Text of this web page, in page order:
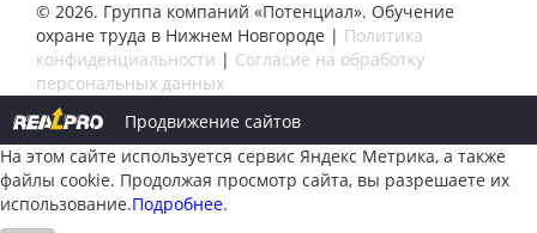
© 2026. Группа компаний «Потенциал». Обучение
охране труда в Нижнем Новгороде | Политика
конфиденциальности | Согласие на обработку
персональных данных
Продвижение сайтов
На этом сайте используется сервис Яндекс Метрика, а также
файлы cookie. Продолжая просмотр сайта, вы разрешаете их
использование.Подробнее.